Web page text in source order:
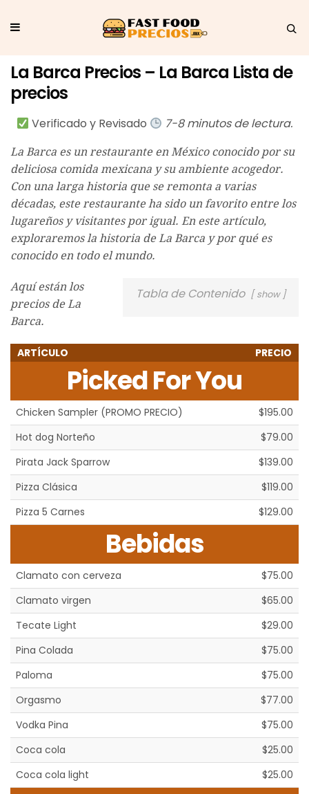
La Barca Precios – La Barca Lista de
precios
Verificado y Revisado 7-8 minutos de lectura.
La Barca es un restaurante en México conocido por su
deliciosa comida mexicana y su ambiente acogedor.
Con una larga historia que se remonta a varias
décadas, este restaurante ha sido un favorito entre los
lugareños y visitantes por igual. En este artículo,
exploraremos la historia de La Barca y por qué es
conocido en todo el mundo.
Tabla de Contenido show
Aquí están los
precios de La
Barca.
ARTÍCULO PRECIO
Picked For You
Chicken Sampler (PROMO PRECIO)
$195.00
Hot dog Norteño
$79.00
Pirata Jack Sparrow
$139.00
Pizza Clásica
$119.00
Pizza 5 Carnes
$129.00
Bebidas
Clamato con cerveza
$75.00
Clamato virgen
$65.00
Tecate Light
$29.00
Pina Colada
$75.00
Paloma
$75.00
Orgasmo
$77.00
Vodka Pina
$75.00
Coca cola
$25.00
Coca cola light
$25.00